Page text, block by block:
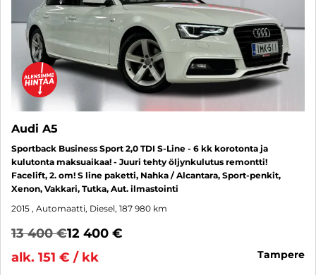
Audi A5
Sportback Business Sport 2,0 TDI S-Line - 6 kk korotonta ja
kulutonta maksuaikaa! - Juuri tehty öljynkulutus remontti!
Facelift, 2. om! S line paketti, Nahka / Alcantara, Sport-penkit,
Xenon, Vakkari, Tutka, Aut. ilmastointi
2015 , Automaatti, Diesel, 187 980 km
13 400 €12 400 €
alk. 151 € / kk
tampere